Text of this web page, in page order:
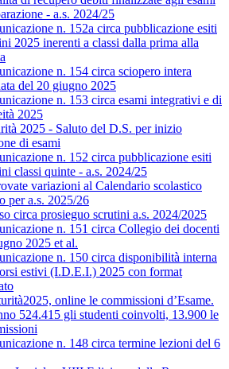
- a.s. 2024/25
n. 152a circa pubblicazione esiti
2025 inerenti a classi dalla prima alla
n. 154 circa sciopero intera
del 20 giugno 2025
n. 153 circa esami integrativi e di
2025
2025 - Saluto del D.S. per inizio
di esami
n. 152 circa pubblicazione esiti
classi quinte - a.s. 2024/25
variazioni al Calendario scolastico
per a.s. 2025/26
circa prosieguo scrutini a.s. 2024/2025
n. 151 circa Collegio dei docenti
2025 et al.
n. 150 circa disponibilità interna
estivi (I.D.E.I.) 2025 con format
online le commissioni d’Esame.
524.415 gli studenti coinvolti, 13.900 le
n. 148 circa termine lezioni del 6